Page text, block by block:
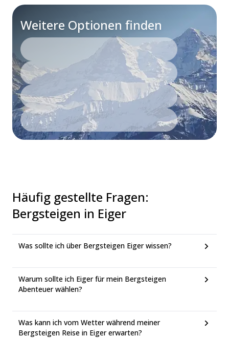
Weitere Optionen finden
Häufig gestellte Fragen:
Bergsteigen in Eiger
Was sollte ich über Bergsteigen Eiger wissen?
Warum sollte ich Eiger für mein Bergsteigen
Abenteuer wählen?
Was kann ich vom Wetter während meiner
Bergsteigen Reise in Eiger erwarten?